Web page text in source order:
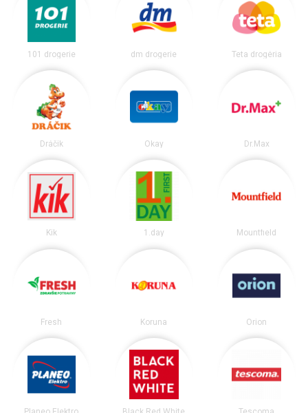
101 drogerie dm drogerie Teta drogéria
Dráčik Okay Dr.Max
Kik 1.day Mountfield
Fresh Koruna Orion